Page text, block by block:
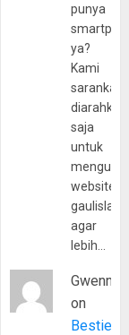
punya
ya?
Kami
sarankan,
diarahkan
saja
untuk
website
agar
lebih…
Gwenny
on
Bestie